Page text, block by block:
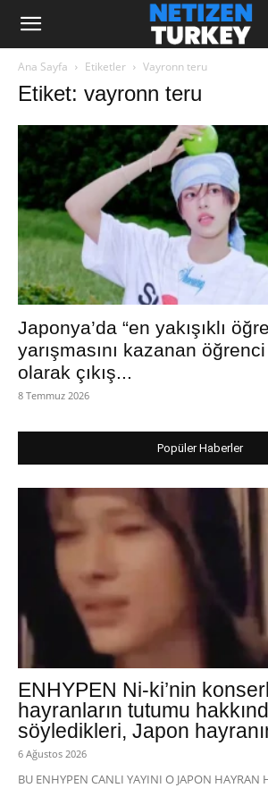
Ana Sayfa Etiketler Vayronn teru
Etiket: vayronn teru
Japonya’da “en yakışıklı
yarışmasını kazanan
olarak çıkış...
8 Temmuz 2026
Popüler Haberler
ENHYPEN Ni-ki’nin
hayranların tutumu
söyledikleri, Japon
6 Ağustos 2026
BU ENHYPEN CANLI YAYINI O JAPON HAYRAN